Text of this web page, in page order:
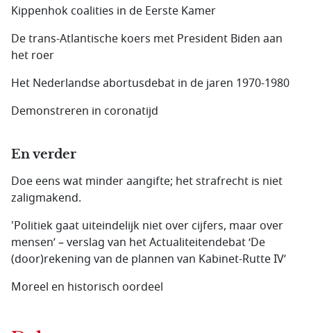
Kippenhok coalities in de Eerste Kamer
De trans-Atlantische koers met President Biden aan
het roer
Het Nederlandse abortusdebat in de jaren 1970-1980
Demonstreren in coronatijd
En verder
Doe eens wat minder aangifte; het strafrecht is niet
zaligmakend.
'Politiek gaat uiteindelijk niet over cijfers, maar over
mensen’ – verslag van het Actualiteitendebat ‘De
(door)rekening van de plannen van Kabinet-Rutte IV’
Moreel en historisch oordeel